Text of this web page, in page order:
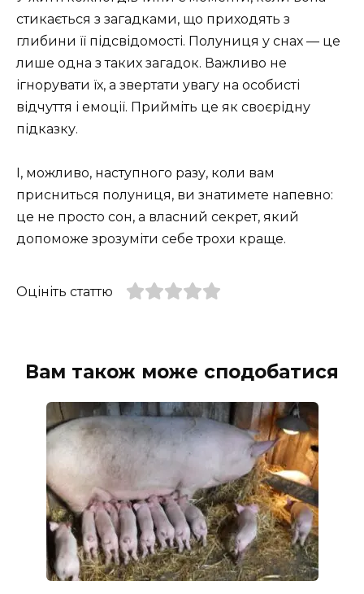
стикається з загадками, що приходять з
глибини її підсвідомості. Полуниця у снах — це
лише одна з таких загадок. Важливо не
ігнорувати їх, а звертати увагу на особисті
відчуття і емоції. Прийміть це як своєрідну
підказку.
І, можливо, наступного разу, коли вам
присниться полуниця, ви знатимете напевно:
це не просто сон, а власний секрет, який
допоможе зрозуміти себе трохи краще.
Оцініть статтю
Вам також може сподобатися